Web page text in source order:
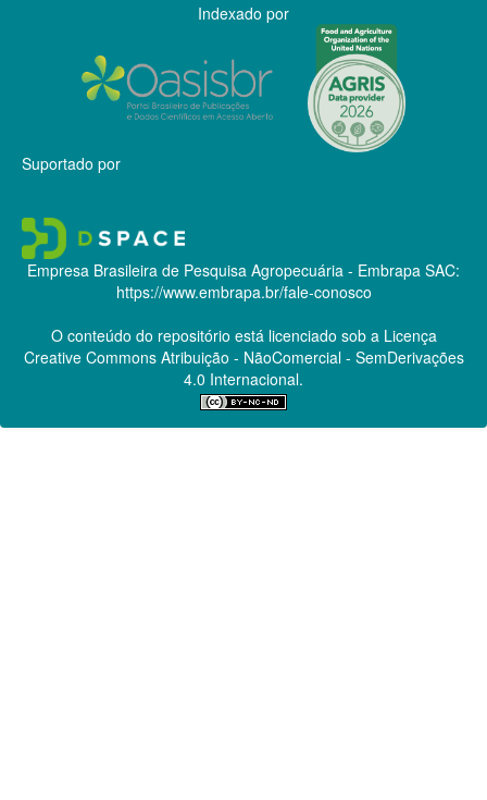
Indexado por
Suportado por
Empresa Brasileira de Pesquisa Agropecuária - Embrapa SAC:
https://www.embrapa.br/fale-conosco
O conteúdo do repositório está licenciado sob a Licença
Creative CommonsAtribuição - NãoComercial - SemDerivações
4.0 Internacional.